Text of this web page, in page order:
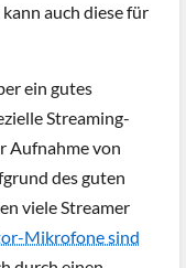
auch diese für
ein gutes
Streaming-
Aufnahme von
des guten
viele Streamer
Mikrofone sind